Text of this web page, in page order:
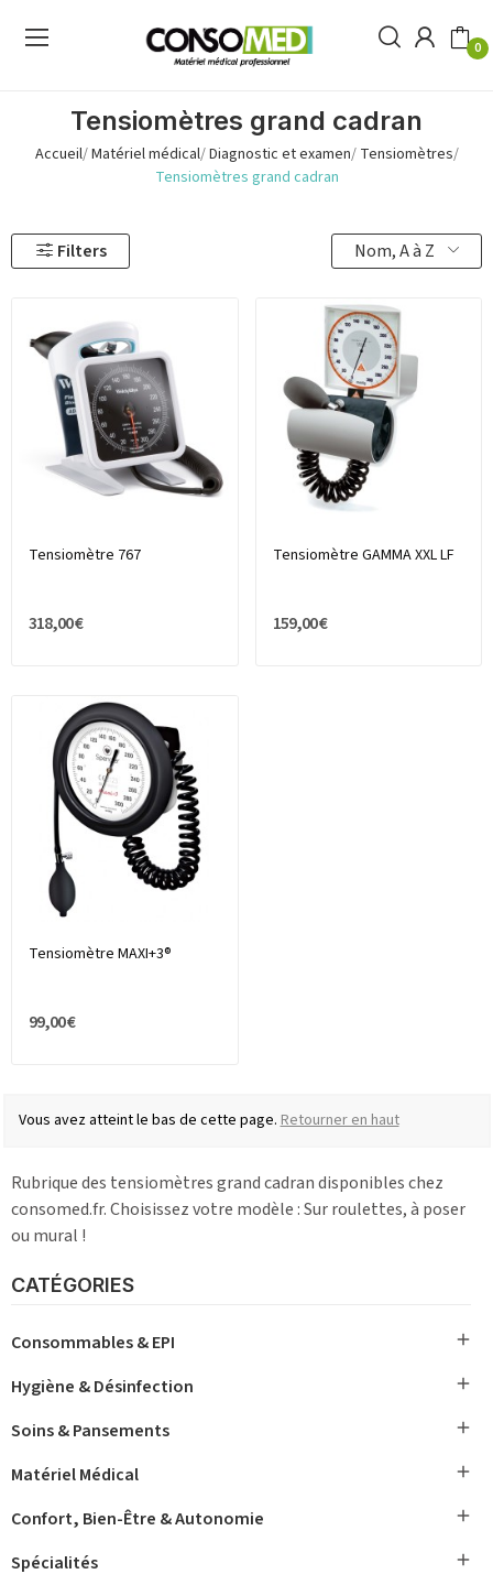
0
Tensiomètres grand cadran
Accueil Matériel médical Diagnostic et examen Tensiomètres
Tensiomètres grand cadran
CATÉGORIES
Consommables & EPI 
Hygiène & Désinfection 
Soins & Pansements 
Matériel Médical 
Confort, Bien-Être & Autonomie 
Spécialités 
Filters Nom, A à Z
Tensiomètre 767
318,00 €
Tensiomètre GAMMA XXL LF
159,00 €
Tensiomètre MAXI+3®
99,00 €
Vous avez atteint le bas de cette page. Retourner en haut
Rubrique des tensiomètres grand cadran disponibles chez
consomed.fr. Choisissez votre modèle : Sur roulettes, à poser
ou mural !